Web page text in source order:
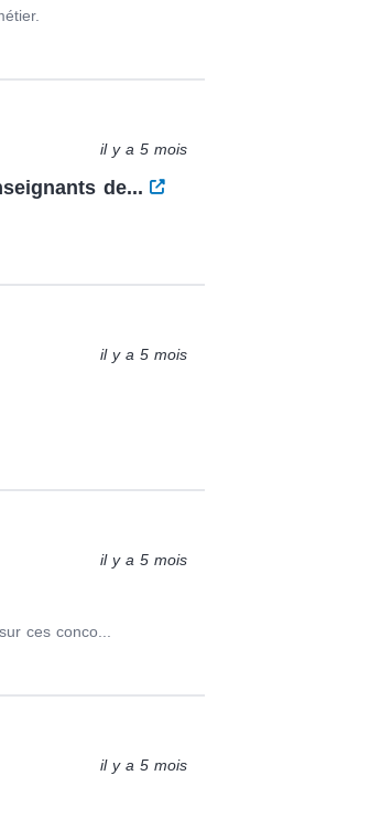
il y a 5 mois
de...
il y a 5 mois
il y a 5 mois
ces conco...
il y a 5 mois